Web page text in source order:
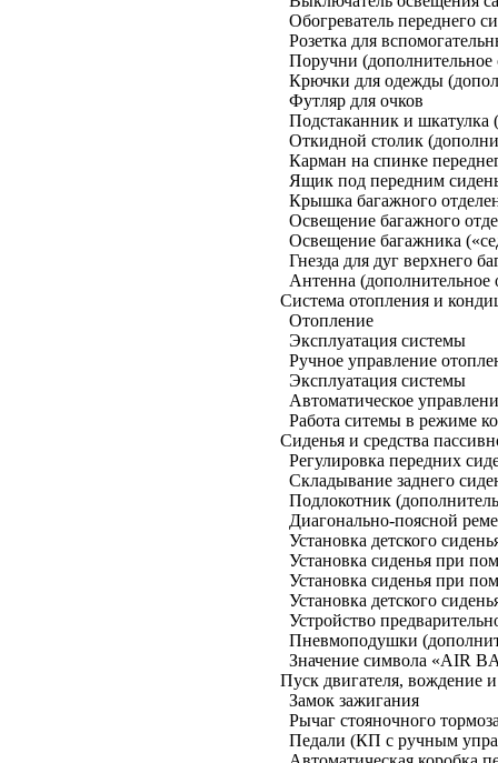
Обогреватель переднего
Розетка для
Поручни (дополнительное
Крючки для одежды
Футляр для очков
Подстаканник и шкатулка
Откидной столик
Карман на спинке
Ящик под передним
Крышка багажного
Освещение багажного
Освещение багажника
Гнезда для дуг верхнего
Антенна (дополнительное
Система отопления и
Отопление
Эксплуатация системы
Ручное управление
Эксплуатация системы
Автоматическое
Работа ситемы в режиме
Сиденья и средства
Регулировка передних
Складывание заднего
Подлокотник
Диагонально-поясной
Установка детского
Установка сиденья при
Установка сиденья при
Установка детского
Устройство
Пневмоподушки
Значение символа «AIR
Пуск двигателя, вождение
Замок зажигания
Рычаг стояночного
Педали (КП с ручным